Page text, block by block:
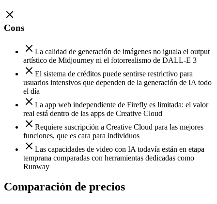
Cons
La calidad de generación de imágenes no iguala el output
artístico de Midjourney ni el fotorrealismo de DALL-E 3
El sistema de créditos puede sentirse restrictivo para
usuarios intensivos que dependen de la generación de IA todo
el día
La app web independiente de Firefly es limitada: el valor
real está dentro de las apps de Creative Cloud
Requiere suscripción a Creative Cloud para las mejores
funciones, que es cara para individuos
Las capacidades de video con IA todavía están en etapa
temprana comparadas con herramientas dedicadas como
Runway
Comparación de precios